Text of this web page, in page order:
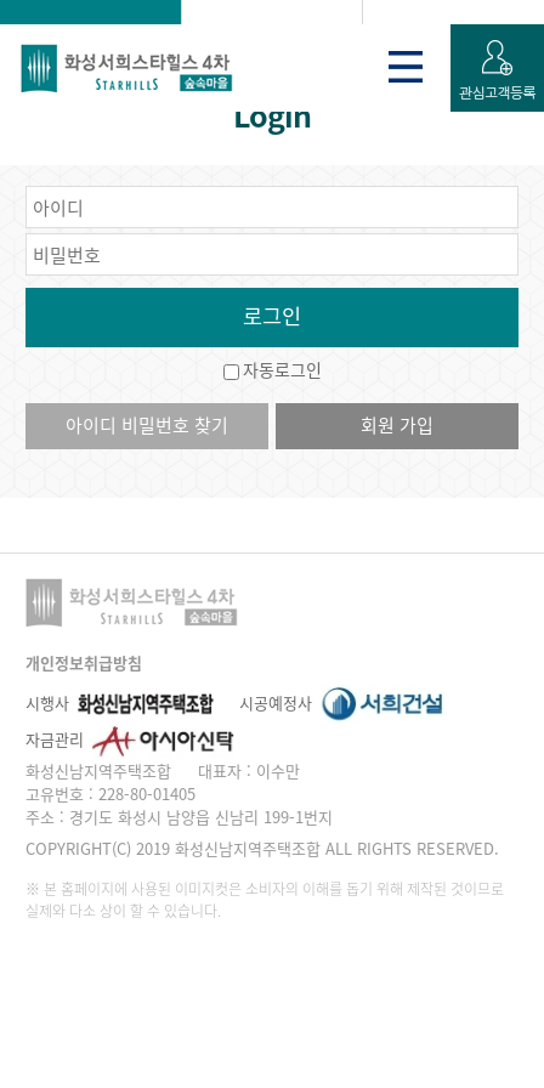
Login
자동로그인
아이디 비밀번호 찾기 회원 가입
개인정보취급방침
시행사
시공예정사
자금관리
화성신남지역주택조합
대표자 : 이수만
고유번호 : 228-80-01405
주소 : 경기도 화성시 남양읍 신남리 199-1번지
COPYRIGHT(C) 2019 화성신남지역주택조합 ALL RIGHTS RESERVED.
※ 본 홈페이지에 사용된 이미지컷은 소비자의 이해를 돕기 위해 제작된 것이므로
실제와 다소 상이 할 수 있습니다.